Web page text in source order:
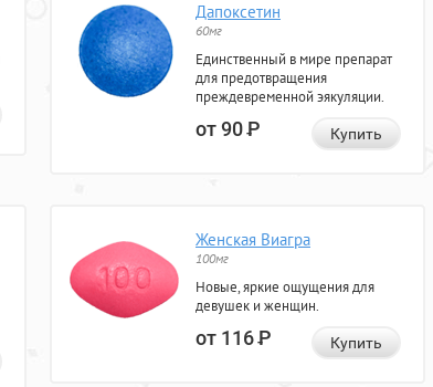
Дапоксетин
60мг
Единственный в мире препарат
для предотвращения
преждевременной эякуляции.
от 90Р Купить
Женская Виагра
100мг
Новые, яркие ощущения для
девушек и женщин.
от 116Р Купить